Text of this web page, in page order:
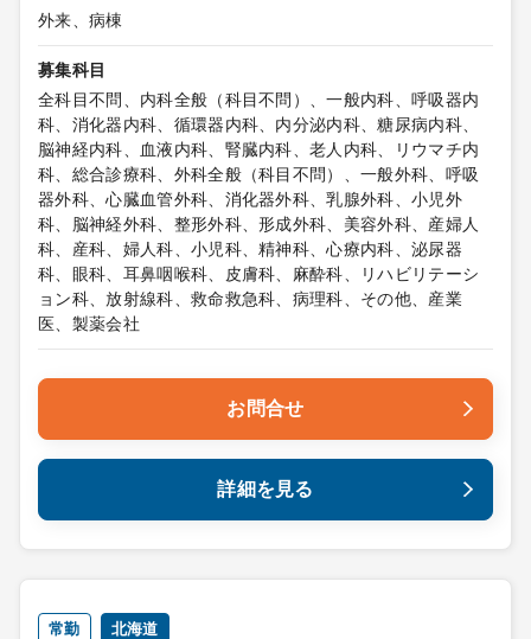
外来、病棟
募集科目
全科目不問、内科全般（科目不問）、一般内科、呼吸器内
科、消化器内科、循環器内科、内分泌内科、糖尿病内科、
脳神経内科、血液内科、腎臓内科、老人内科、リウマチ内
科、総合診療科、外科全般（科目不問）、一般外科、呼吸
器外科、心臓血管外科、消化器外科、乳腺外科、小児外
科、脳神経外科、整形外科、形成外科、美容外科、産婦人
科、産科、婦人科、小児科、精神科、心療内科、泌尿器
科、眼科、耳鼻咽喉科、皮膚科、麻酔科、リハビリテーシ
ョン科、放射線科、救命救急科、病理科、その他、産業
医、製薬会社
お問合せ
詳細を見る
常勤 北海道